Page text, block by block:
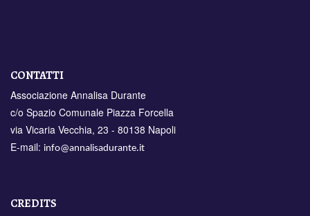
CONTATTI
Associazione Annalisa Durante
c/o Spazio Comunale Piazza Forcella
via Vicaria Vecchia, 23 - 80138 Napoli
E-mail: info@annalisadurante.it
CREDITS